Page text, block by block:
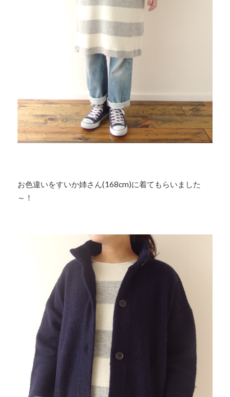
お色違いをすいか姉さん(168cm)に着てもらいました
～！